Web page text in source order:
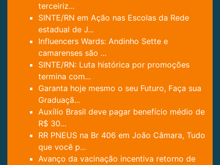
terceiriz...
SINTE/RN em Ação nas Escolas da Rede
estadual de J...
Influencers Wards: Andinho Sette e
camarenses são ...
SINTE/RN: Luta histórica por promoções
termina com...
Garanta hoje mesmo o seu Futuro, Faça sua
Graduaçã...
Auxílio Brasil deve pagar benefício médio de
R$ 30...
RR PNEUS na Br 406 em João Câmara, Tudo
que você p...
Avanço da vacinação incentiva retorno de